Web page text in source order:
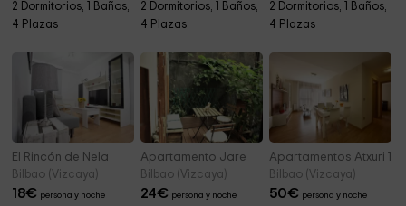
2 Dormitorios, 1 Baños,
4 Plazas
2 Dormitorios, 1 Baños,
4 Plazas
2 Dormitorios, 1 Baños,
4 Plazas
El Rincón de Nela
Bilbao (Vizcaya)
18€ persona y noche
Apartamento Jare
Bilbao (Vizcaya)
24€ persona y noche
Apartamentos Atxuri 1
Bilbao (Vizcaya)
50€ persona y noche